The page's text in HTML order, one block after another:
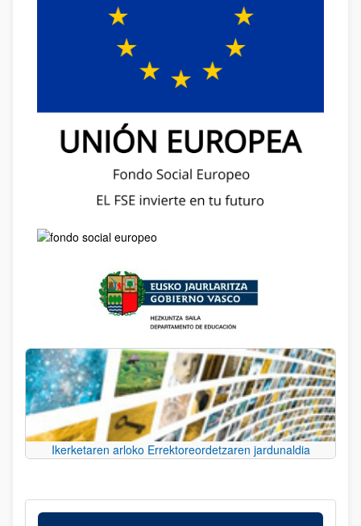
Ikerketaren arloko Errektoreordetzaren jardunaldia